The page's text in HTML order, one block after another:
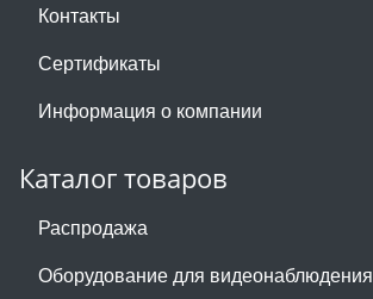
Контакты
Сертификаты
Информация о компании
Каталог товаров
Распродажа
Оборудование для видеонаблюдения